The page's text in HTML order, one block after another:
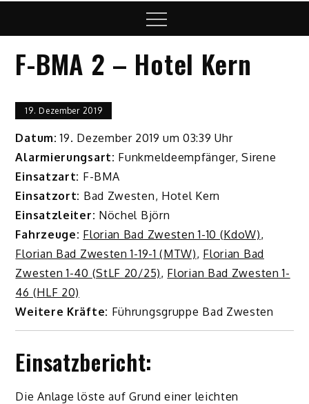
Menu
F-BMA 2 – Hotel Kern
19. Dezember 2019
Datum: 19. Dezember 2019 um 03:39 Uhr
Alarmierungsart: Funkmeldeempfänger, Sirene
Einsatzart: F-BMA
Einsatzort: Bad Zwesten, Hotel Kern
Einsatzleiter: Nöchel Björn
Fahrzeuge: Florian Bad Zwesten 1-10 (KdoW),
Florian Bad Zwesten 1-19-1 (MTW), Florian Bad
Zwesten 1-40 (StLF 20/25), Florian Bad Zwesten 1-
46 (HLF 20)
Weitere Kräfte: Führungsgruppe Bad Zwesten
Einsatzbericht:
Die Anlage löste auf Grund einer leichten